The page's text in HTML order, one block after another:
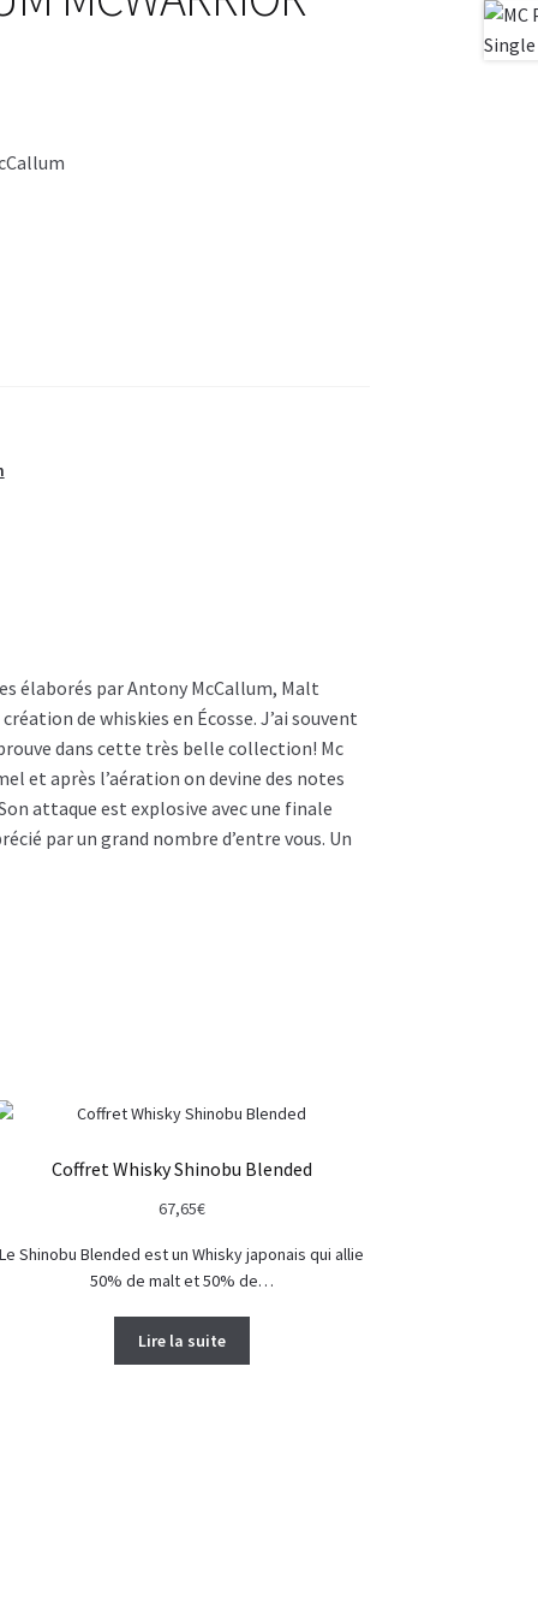
élaborés par Antony McCallum, Malt
de whiskies en Écosse. J’ai souvent
dans cette très belle collection! Mc
et après l’aération on devine des notes
attaque est explosive avec une finale
par un grand nombre d’entre vous. Un
Coffret Whisky Shinobu Blended
67,65€
Le Shinobu Blended est un Whisky japonais qui allie
50% de malt et 50% de…
Lire la suite